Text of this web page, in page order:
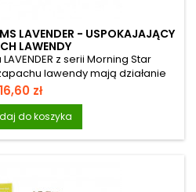
LAVENDER - USPOKAJAJĄCY
LAWENDY
z serii Morning Star
zapachu lawendy mają działanie
z pól lawendowych w
w pomieszczeniu atmosferę
i nieskazitelny zapach
Morning Star: To seria
szlachetnych zapachów
Cena
16,60 zł
do koszyka